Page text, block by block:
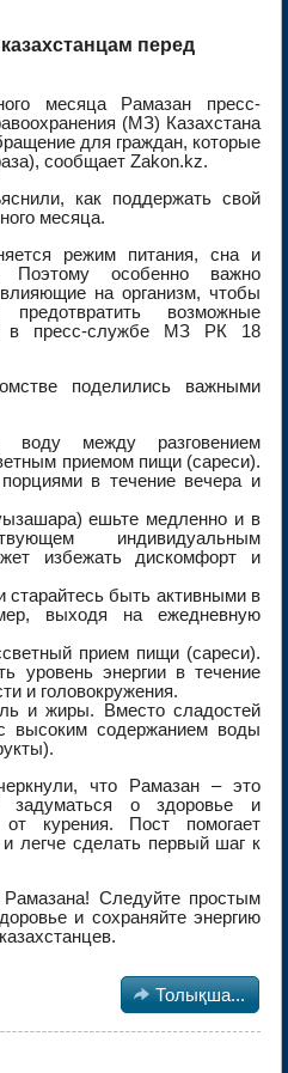
перед
месяца Рамазан пресс-
(МЗ) Казахстана
для граждан, которые
сообщает Zakon.kz.
как поддержать свой
месяца.
режим питания, сна и
Поэтому особенно важно
на организм, чтобы
возможные
в пресс-службе МЗ РК 18
поделились важными
между разговением
приемом пищи (сареси).
в течение вечера и
ешьте медленно и в
индивидуальным
избежать дискомфорт и
старайтесь быть активными в
выходя на ежедневную
прием пищи (сареси).
уровень энергии в течение
и головокружения.
и жиры. Вместо сладостей
высоким содержанием воды
что Рамазан – это
задуматься о здоровье и
от курения. Пост помогает
и легче сделать первый шаг к
Следуйте простым
и сохраняйте энергию
 Толықша...